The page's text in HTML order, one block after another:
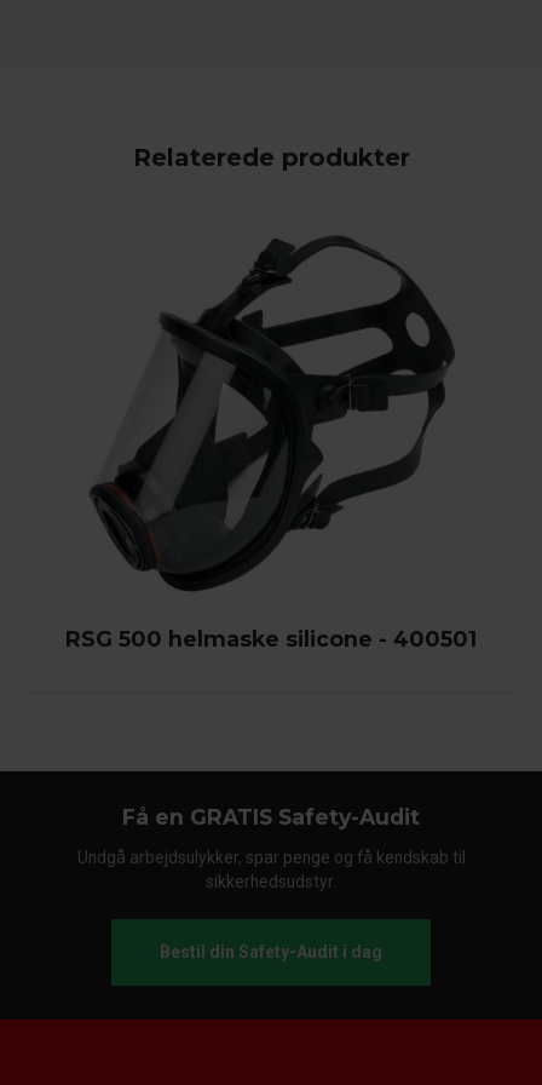
Relaterede produkter
RSG 500 helmaske silicone - 400501
Få en GRATIS Safety-Audit
Undgå arbejdsulykker, spar penge og få kendskab til
sikkerhedsudstyr.
Bestil din Safety-Audit i dag